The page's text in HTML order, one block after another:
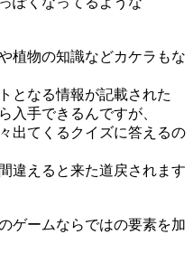
植物の知識などカケラもな
となる情報が記載された
入手できるんですが、
出てくるクイズに答えるの
違えると来た道戻されます
ゲームならではの要素を加